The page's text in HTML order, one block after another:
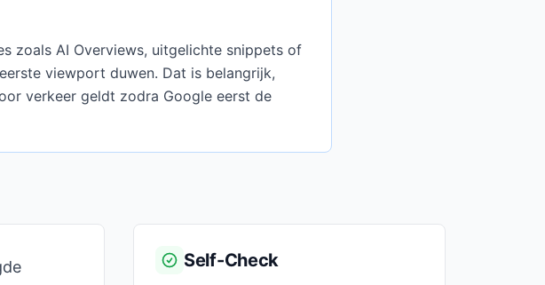
zoals AI Overviews, uitgelichte snippets of
viewport duwen. Dat is belangrijk,
verkeer geldt zodra Google eerst de
Self-Check